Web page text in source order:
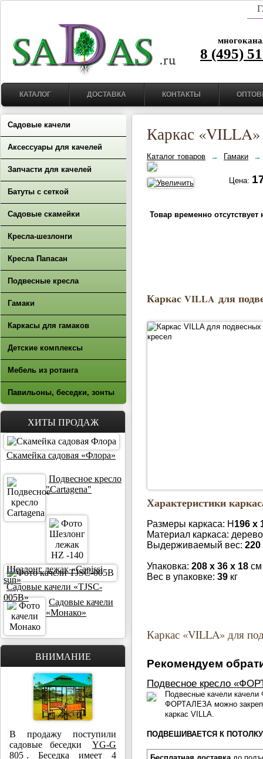
8 (495)
КАТАЛОГ ДОСТАВКА КОНТАКТЫ
Садовые качели
Аксессуары для качелей
Запчасти для качелей
Батуты с сеткой
Садовые скамейки
Кресла-шезлонги
Кресла Папасан
Подвесные кресла
Гамаки
Каркасы для гамаков
Детские комплексы
Мебель из ротанга
Павильоны, беседки, зонты
ХИТЫ ПРОДАЖ
Скамейка садовая «Флора»
Подвесное кресло
"Cartagena"
Шезлонг лежак «Capissi
sun»
Садовые качели «TJSC-
005B»
Садовые качели
«Монако»
ВНИМАНИЕ
В продажу поступили
садовые беседки
YG-G
805 . Беседка имеет 4
Каркас «VILLA»
Каталог товаров → Гамаки →
Цена:
Товар временно отсутствует
Каркас VILLA для
Характеристики
Размеры каркаса: Н 196 х
Материал каркаса: дерево
Выдерживаемый вес: 220
Упаковка: 208 х 36 х 18 см
Вес в упаковке: 39 кг
Каркас «VILLA» для
Рекомендуем
Подвесное кресло
Подвесные качели
ФОРТАЛЕЗА можно
каркас VILLA.
ПОДВЕШИВАЕТСЯ К